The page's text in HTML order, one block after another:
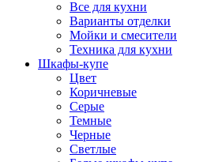
Все для кухни
Варианты отделки
Мойки и смесители
Техника для кухни
Шкафы-купе
Цвет
Коричневые
Серые
Темные
Черные
Светлые